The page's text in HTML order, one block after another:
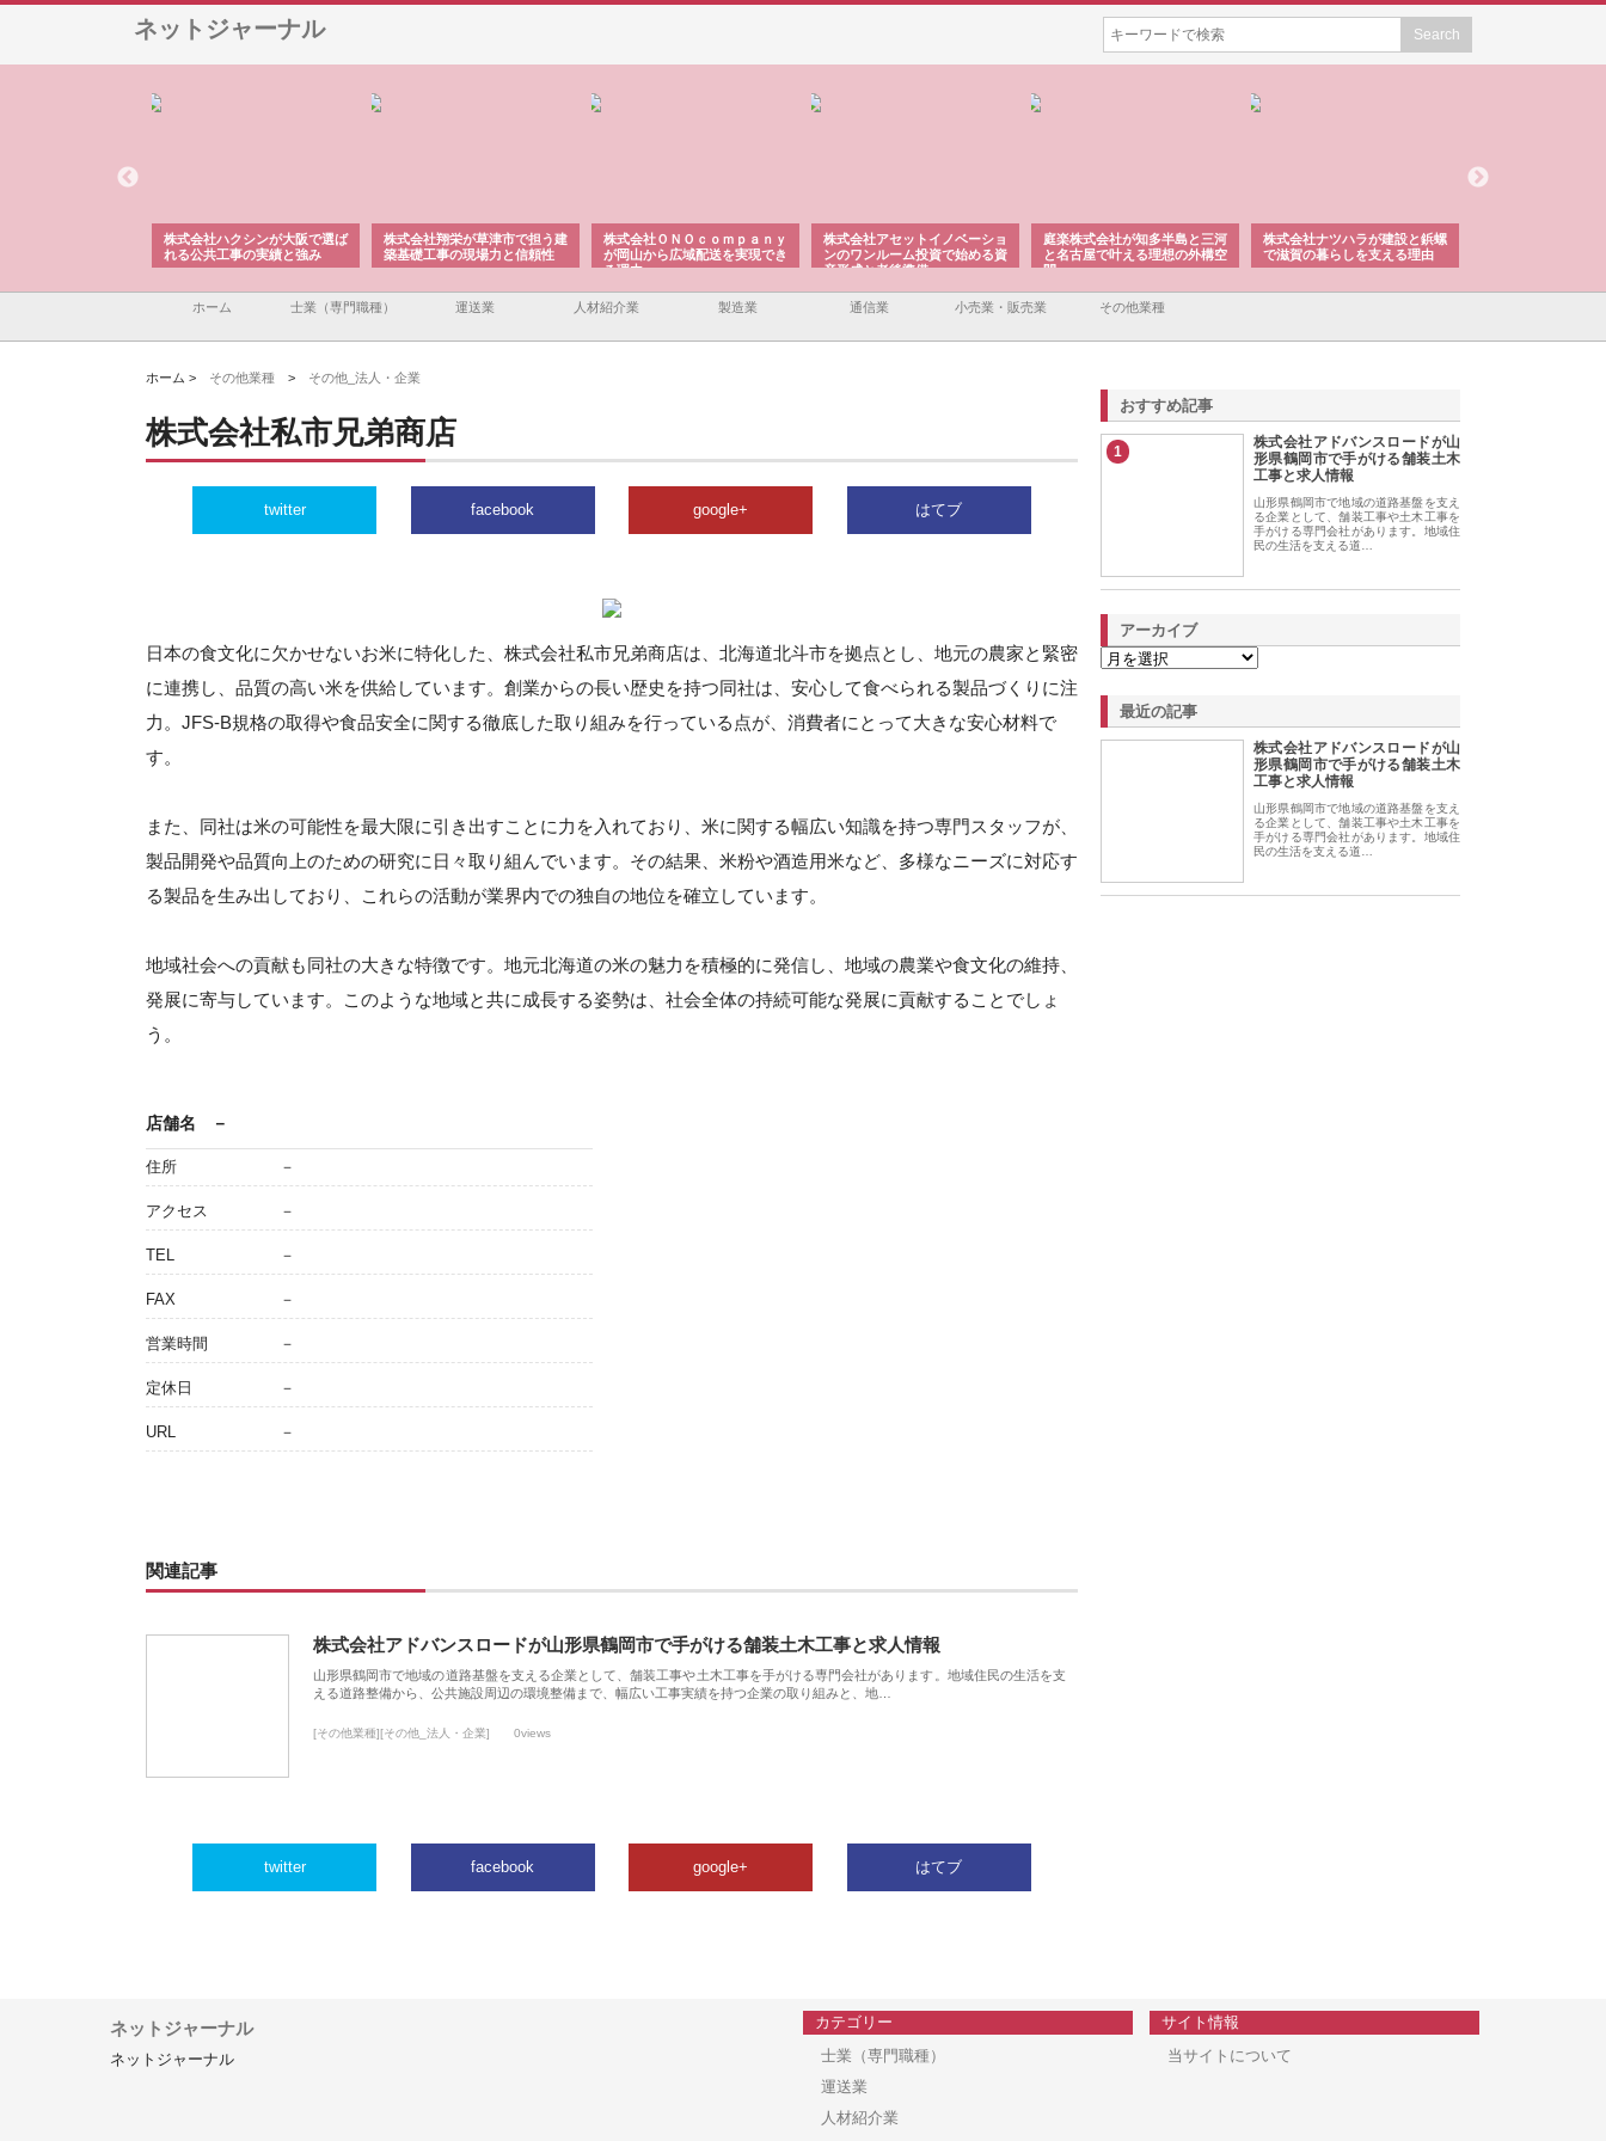
ネットジャーナル
株式会社ハクシンが大阪で選ば
れる公共工事の実績と強み
株式会社翔栄が草津市で担う建
築基礎工事の現場力と信頼性
株式会社ＯＮＯｃｏｍｐａｎｙ
が岡山から広域配送を実現でき
る理由
株式会社アセットイノベーショ
ンのワンルーム投資で始める資
産形成と老後準備
庭楽株式会社が知多半島と三河
と名古屋で叶える理想の外構空
間
株式会社ナツハラが建設と鋲螺
で滋賀の暮らしを支える理由
ホーム 士業（専門職種） 運送業 人材紹介業 製造業 通信業 小売業・販売業 その他業種
ホーム > その他業種 > その他_法人・企業
株式会社私市兄弟商店
twitter facebook google+ はてブ
日本の食文化に欠かせないお米に特化した、株式会社私市兄弟商店は、北海道北斗市を拠点とし、地元の農家と緊密
に連携し、品質の高い米を供給しています。創業からの長い歴史を持つ同社は、安心して食べられる製品づくりに注
力。JFS-B規格の取得や食品安全に関する徹底した取り組みを行っている点が、消費者にとって大きな安心材料で
す。
また、同社は米の可能性を最大限に引き出すことに力を入れており、米に関する幅広い知識を持つ専門スタッフが、
製品開発や品質向上のための研究に日々取り組んでいます。その結果、米粉や酒造用米など、多様なニーズに対応す
る製品を生み出しており、これらの活動が業界内での独自の地位を確立しています。
地域社会への貢献も同社の大きな特徴です。地元北海道の米の魅力を積極的に発信し、地域の農業や食文化の維持、
発展に寄与しています。このような地域と共に成長する姿勢は、社会全体の持続可能な発展に貢献することでしょ
う。
店舗名 －
住所 －
アクセス －
TEL －
FAX －
営業時間 －
定休日 －
URL －
関連記事
株式会社アドバンスロードが山形県鶴岡市で手がける舗装土木工事と求人情報
山形県鶴岡市で地域の道路基盤を支える企業として、舗装工事や土木工事を手がける専門会社があります。地域住民の生活を支
える道路整備から、公共施設周辺の環境整備まで、幅広い工事実績を持つ企業の取り組みと、地…
[その他業種][その他_法人・企業] 0views
twitter facebook google+ はてブ
おすすめ記事
1
株式会社アドバンスロードが山
形県鶴岡市で手がける舗装土木
工事と求人情報
山形県鶴岡市で地域の道路基盤を支え
る企業として、舗装工事や土木工事を
手がける専門会社があります。地域住
民の生活を支える道…
アーカイブ
最近の記事
株式会社アドバンスロードが山
形県鶴岡市で手がける舗装土木
工事と求人情報
山形県鶴岡市で地域の道路基盤を支え
る企業として、舗装工事や土木工事を
手がける専門会社があります。地域住
民の生活を支える道…
ネットジャーナル
ネットジャーナル
カテゴリー
士業（専門職種）
運送業
人材紹介業
サイト情報
当サイトについて